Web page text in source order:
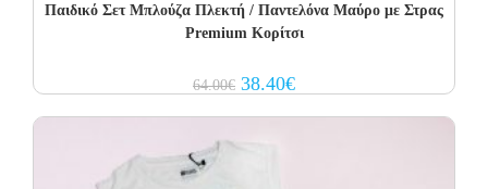
Παιδικό Σετ Μπλούζα Πλεκτή / Παντελόνα Μαύρο με Στρας
Premium Κορίτσι
64.00€ Original
price
38.40€Current
price